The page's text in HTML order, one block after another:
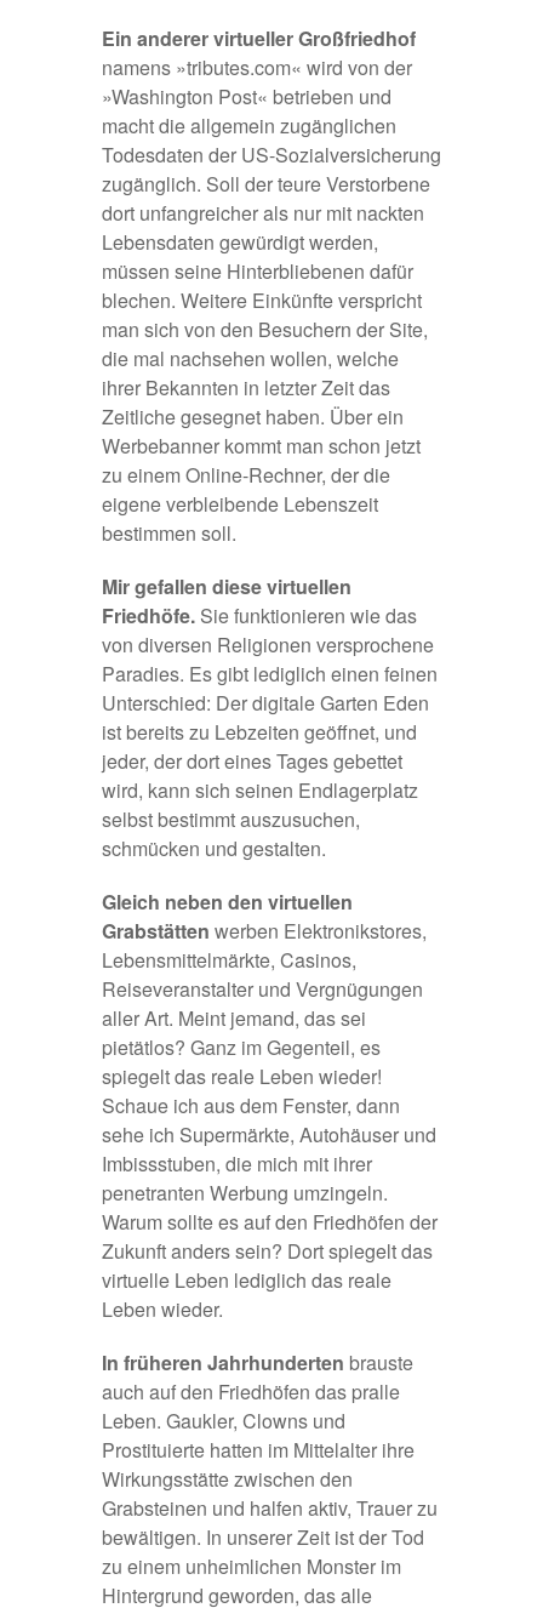
Ein anderer virtueller Großfriedhof
namens »tributes.com« wird von der
»Washington Post« betrieben und
macht die allgemein zugänglichen
Todesdaten der US-Sozialversicherung
zugänglich. Soll der teure Verstorbene
dort unfangreicher als nur mit nackten
Lebensdaten gewürdigt werden,
müssen seine Hinterbliebenen dafür
blechen. Weitere Einkünfte verspricht
man sich von den Besuchern der Site,
die mal nachsehen wollen, welche
ihrer Bekannten in letzter Zeit das
Zeitliche gesegnet haben. Über ein
Werbebanner kommt man schon jetzt
zu einem Online-Rechner, der die
eigene verbleibende Lebenszeit
bestimmen soll.
Mir gefallen diese virtuellen
Friedhöfe. Sie funktionieren wie das
von diversen Religionen versprochene
Paradies. Es gibt lediglich einen feinen
Unterschied: Der digitale Garten Eden
ist bereits zu Lebzeiten geöffnet, und
jeder, der dort eines Tages gebettet
wird, kann sich seinen Endlagerplatz
selbst bestimmt auszusuchen,
schmücken und gestalten.
Gleich neben den virtuellen
Grabstätten werben Elektronikstores,
Lebensmittelmärkte, Casinos,
Reiseveranstalter und Vergnügungen
aller Art. Meint jemand, das sei
pietätlos? Ganz im Gegenteil, es
spiegelt das reale Leben wieder!
Schaue ich aus dem Fenster, dann
sehe ich Supermärkte, Autohäuser und
Imbissstuben, die mich mit ihrer
penetranten Werbung umzingeln.
Warum sollte es auf den Friedhöfen der
Zukunft anders sein? Dort spiegelt das
virtuelle Leben lediglich das reale
Leben wieder.
In früheren Jahrhunderten brauste
auch auf den Friedhöfen das pralle
Leben. Gaukler, Clowns und
Prostituierte hatten im Mittelalter ihre
Wirkungsstätte zwischen den
Grabsteinen und halfen aktiv, Trauer zu
bewältigen. In unserer Zeit ist der Tod
zu einem unheimlichen Monster im
Hintergrund geworden, das alle